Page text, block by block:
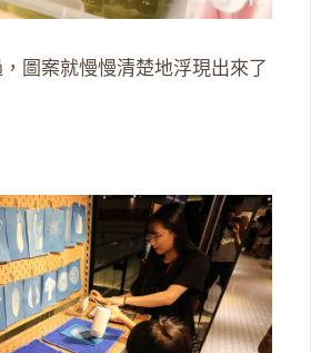
圖案就慢慢清楚地浮現出來了